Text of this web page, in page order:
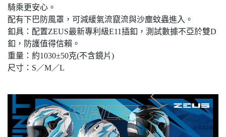
騎乘更安心。
配有下巴防風罩，可減緩氣流竄流與沙塵蚊蟲進入。
釦具：配置ZEUS最新專利級E11插釦，測試數據不亞於雙D
釦，防護值得信賴。
重量：約1030±50克(不含鏡片)
尺寸：S／M／L